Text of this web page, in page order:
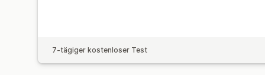
7-tägiger kostenloser Test